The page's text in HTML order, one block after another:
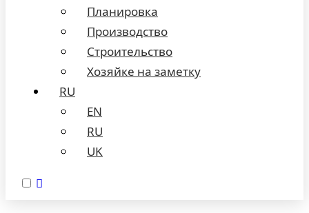
Планировка
Производство
Строительство
Хозяйке на заметку
RU
EN
RU
UK